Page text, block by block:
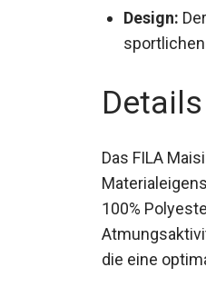
Design:
Details
Das FILA
100%
die eine